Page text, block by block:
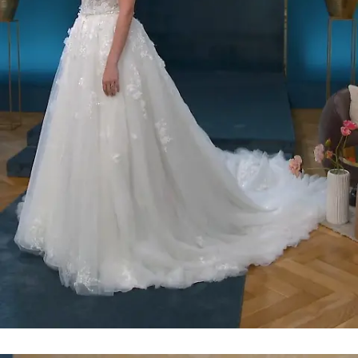
Ausgeflippt aber auch teuer